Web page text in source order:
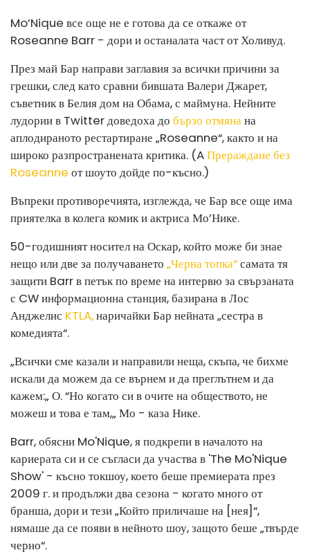
Mo’Nique все още не е готова да се откаже от
Roseanne Barr - дори и останалата част от Холивуд.
През май Бар направи заглавия за всички причини за
грешки, след като сравни бившата Валери Джарет,
съветник в Белия дом на Обама, с маймуна. Нейните
лудории в Twitter доведоха до бързо отмянана
аплодираното рестартиране „Roseanne“, както и на
широко разпространената критика. (AПрераждане без
Roseanne от шоуто дойде по-късно.)
Въпреки противоречията, изглежда, че Бар все още има
приятелка в колега комик и актриса Мо’Нике.
50-годишният носител на Оскар, който може би знае
нещо или две за получаването „Черна топка“самата тя
защити Barr в петък по време на интервю за свързаната
с CW информационна станция, базирана в Лос
Анджелис KTLA,наричайки Бар нейната „сестра в
комедията“.
„Всички сме казали и направили неща, скъпа, че бихме
искали да можем да се върнем и да преглътнем и да
кажем:„ О. “Но когато си в очите на обществото, не
можеш и това е там,„ Мо - каза Нике.
Barr, обясни Mo'Nique, я подкрепи в началото на
кариерата си и се съгласи да участва в 'The Mo'Nique
Show' - късно токшоу, което беше премиерата през
2009 г. и продължи два сезона - когато много от
бранша, дори и тези „Който приличаше на [нея]“,
нямаше да се появи в нейното шоу, защото беше „твърде
черно“.